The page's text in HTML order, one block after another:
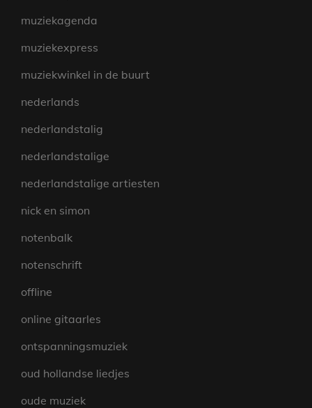
muziekagenda
muziekexpress
muziekwinkel in de buurt
nederlands
nederlandstalig
nederlandstalige
nederlandstalige artiesten
nick en simon
notenbalk
notenschrift
offline
online gitaarles
ontspanningsmuziek
oud hollandse liedjes
oude muziek